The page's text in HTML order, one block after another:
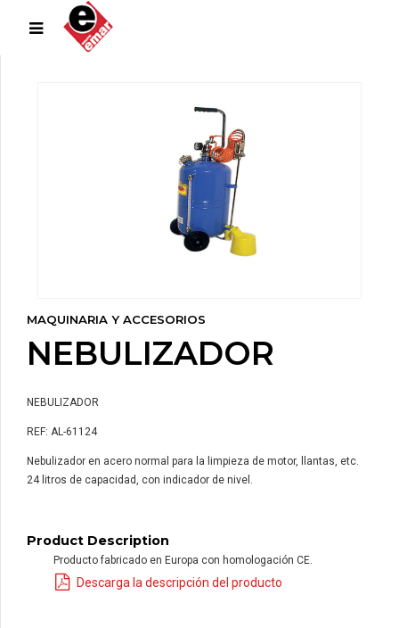
MAQUINARIA Y ACCESORIOS
NEBULIZADOR
NEBULIZADOR
REF: AL-61124
Nebulizador en acero normal para la limpieza de motor, llantas, etc.
24 litros de capacidad, con indicador de nivel.
Product Description
Producto fabricado en Europa con homologación CE.
Descarga la descripción del producto